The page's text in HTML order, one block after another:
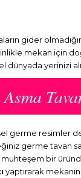
gider
mekan için
dünyada yerinizi
germe resimler
germe tavan
bir
yaptırarak